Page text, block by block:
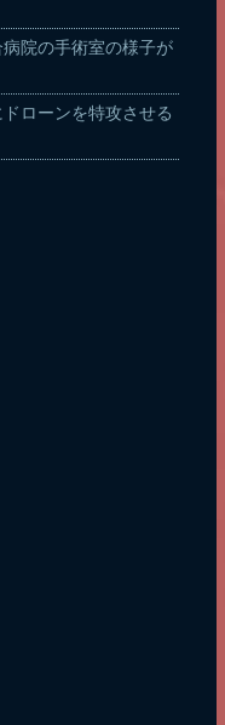
病院の手術室の様子が
ローンを特攻させる